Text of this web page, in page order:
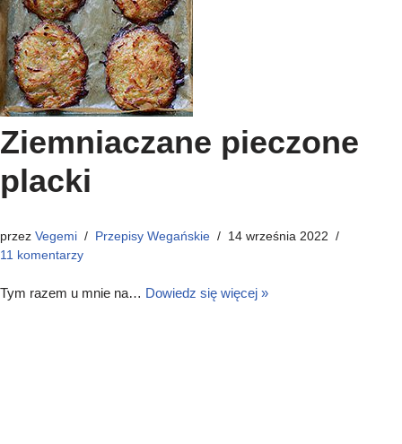
Ziemniaczane pieczone
placki
przez Vegemi Przepisy Wegańskie
14 września 2022
11 komentarzy
Tym razem u mnie na… Dowiedz się więcej »